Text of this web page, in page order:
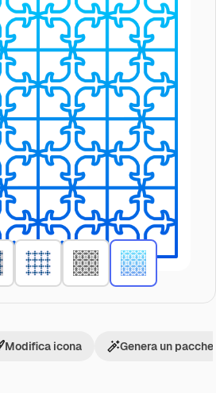
Modifica icona Genera un